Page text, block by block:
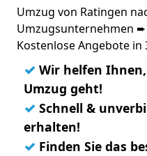
Umzug von Ratingen
Umzugsunternehmen ➨
Kostenlose Angebote in
✓ Wir helfen
Umzug geht!
✓ Schnell &
erhalten!
✓ Finden Sie das